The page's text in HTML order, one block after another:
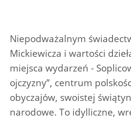
Niepodważalnym
Mickiewicza i wartości
miejsca wydarzeń -
ojczyzny”, centrum
obyczajów, swoistej
narodowe. To idylliczne,